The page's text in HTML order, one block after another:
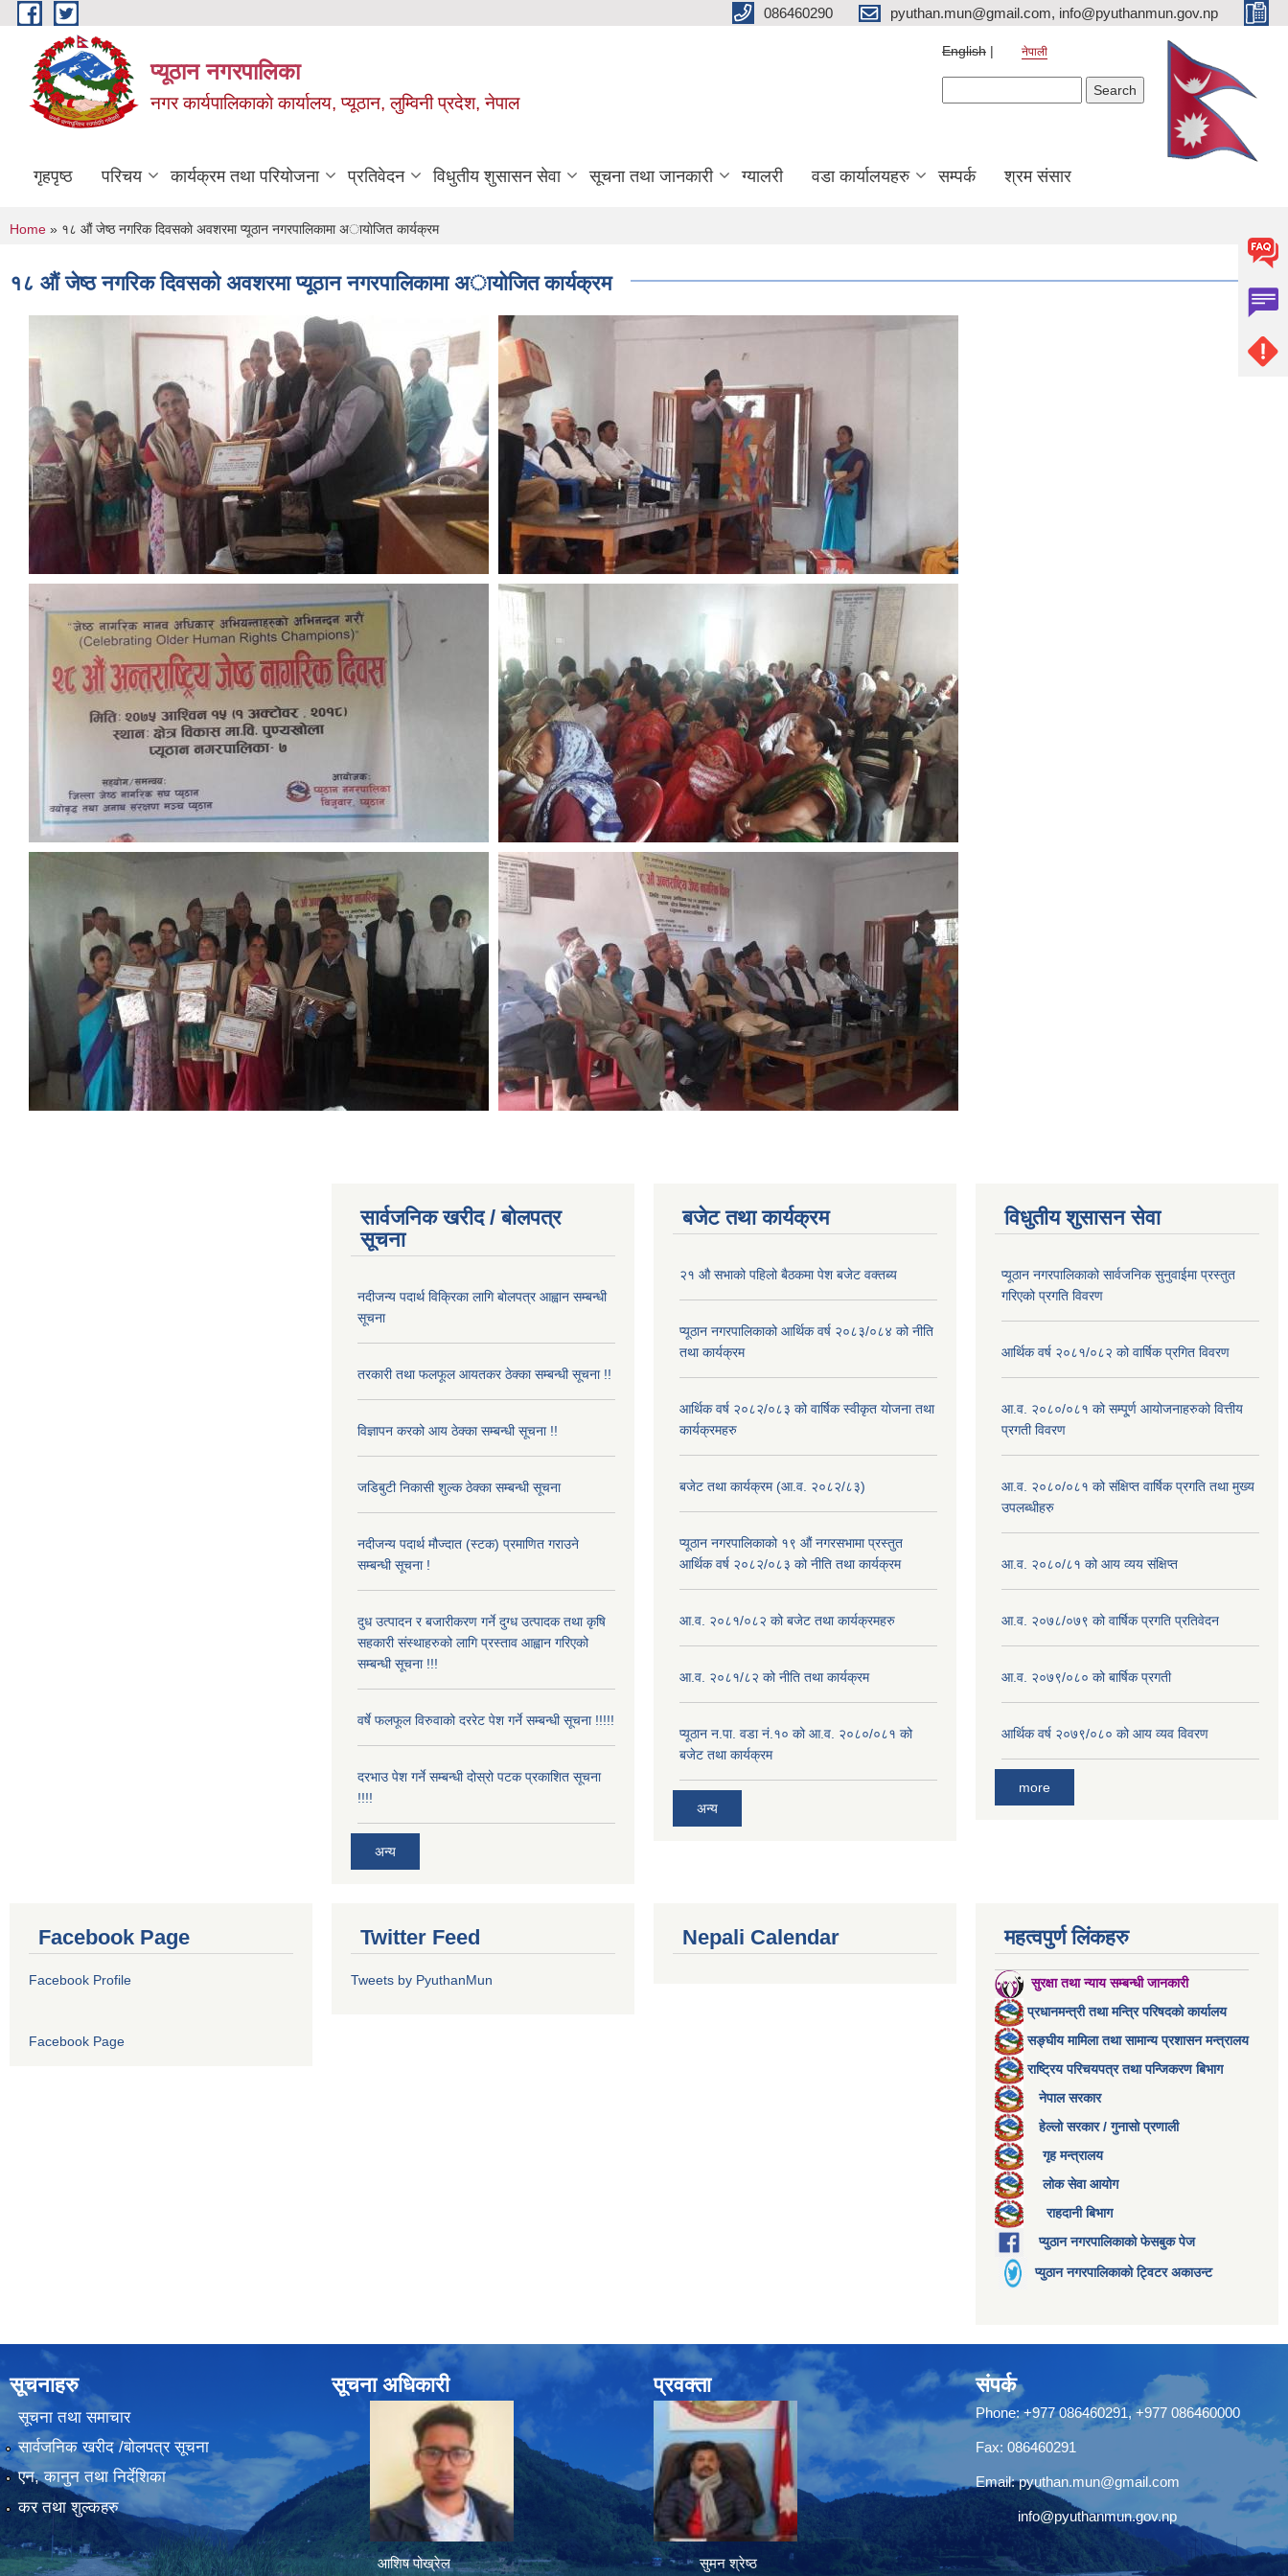
Skip to main content 086460290 pyuthan.mun@gmail.com, info@pyuthanmun.gov.np
प्यूठान नगरपालिका
नगर कार्यपालिकाकाे कार्यालय, प्यूठान, लुम्विनी प्रदेश, नेपाल
English नेपाली
गृहपृष्ठ परिचय कार्यक्रम तथा परियोजना प्रतिवेदन विधुतीय शुसासन सेवा सूचना तथा जानकारी ग्यालरी वडा कार्यालयहरु सम्पर्क श्रम संसार
You are here
Home » १८ औ‌ं जेष्ठ नगरिक दिवसकाे अवशरमा प्यूठान नगरपालिकामा अायाेजित कार्यक्रम
१८ औ‌ं जेष्ठ नगरिक दिवसकाे अवशरमा प्यूठान नगरपालिकामा अायाेजित कार्यक्रम
सार्वजनिक खरीद / बोलपत्र
सूचना
नदीजन्य पदार्थ विक्रिका लागि बोलपत्र आह्वान सम्बन्धी
सूचना
तरकारी तथा फलफूल आयतकर ठेक्का सम्बन्धी सूचना !!
विज्ञापन करको आय ठेक्का सम्बन्धी सूचना !!
जडिबुटी निकासी शुल्क ठेक्का सम्बन्धी सूचना
नदीजन्य पदार्थ मौज्दात (स्टक) प्रमाणित गराउने
सम्बन्धी सूचना !
दुध उत्पादन र बजारीकरण गर्ने दुग्ध उत्पादक तथा कृषि
सहकारी संस्थाहरुको लागि प्रस्ताव आह्वान गरिएको
सम्बन्धी सूचना !!!
वर्षे फलफूल विरुवाको दररेट पेश गर्ने सम्बन्धी सूचना !!!!!
दरभाउ पेश गर्ने सम्बन्धी दोस्रो पटक प्रकाशित सूचना
!!!!
अन्य
बजेट तथा कार्यक्रम
२१ औ सभाको पहिलो बैठकमा पेश बजेट वक्तब्य
प्यूठान नगरपालिकाको आर्थिक वर्ष २०८३/०८४ को नीति
तथा कार्यक्रम
आर्थिक वर्ष २०८२/०८३ को वार्षिक स्वीकृत योजना तथा
कार्यक्रमहरु
बजेट तथा कार्यक्रम (आ.व. २०८२/८३)
प्यूठान नगरपालिकाको १९ औं नगरसभामा प्रस्तुत
आर्थिक वर्ष २०८२/०८३ को नीति तथा कार्यक्रम
आ.व. २०८१/०८२ को बजेट तथा कार्यक्रमहरु
आ.व. २०८१/८२ को नीति तथा कार्यक्रम
प्यूठान न.पा. वडा नं.१० को आ.व. २०८०/०८१ को
बजेट तथा कार्यक्रम
अन्य
विधुतीय शुसासन सेवा
प्यूठान नगरपालिकाको सार्वजनिक सुनुवाईमा प्रस्तुत
गरिएको प्रगति विवरण
आर्थिक वर्ष २०८१/०८२ को वार्षिक प्रगित विवरण
आ.व. २०८०/०८१ को सम्पू्र्ण आयोजनाहरुको वित्तीय
प्रगती विवरण
आ.व. २०८०/०८१ को संक्षिप्त वार्षिक प्रगति तथा मुख्य
उपलब्धीहरु
आ.व. २०८०/८१ को आय व्यय संक्षिप्त
आ.व. २०७८/०७९ को वार्षिक प्रगति प्रतिवेदन
आ.व. २०७९/०८० को बार्षिक प्रगती
आर्थिक वर्ष २०७९/०८० को आय व्यव विवरण
more
Facebook Page
Facebook Profile
Facebook Page
Twitter Feed
Tweets by PyuthanMun
Nepali Calendar महत्वपुर्ण लिंकहरु
सुरक्षा तथा न्याय सम्बन्धी जानकारी
प्रधानमन्त्री तथा मन्त्रि परिषदको कार्यालय
सङ्घीय मामिला तथा सामान्य प्रशासन मन्त्रालय
राष्ट्रिय परिचयपत्र तथा पन्जिकरण बिभाग
नेपाल सरकार
हेल्लो सरकार / गुनासो प्रणाली
गृह मन्त्रालय
लोक सेवा आयोग
राहदानी बिभाग
प्युठान नगरपालिकाको फेसबुक पेज
प्युठान नगरपालिकाको ट्विटर अकाउन्ट
सूचनाहरु
सूचना तथा समाचार
सार्वजनिक खरीद /बोलपत्र सूचना
एन, कानुन तथा निर्देशिका
कर तथा शुल्कहरु
सूचना अधिकारी
आशिष पोख्रेल
प्रवक्ता
सुमन श्रेष्ठ
संपर्क
Phone: +977 086460291, +977 086460000
Fax: 086460291
Email:pyuthan.mun@gmail.com
info@pyuthanmun.gov.np